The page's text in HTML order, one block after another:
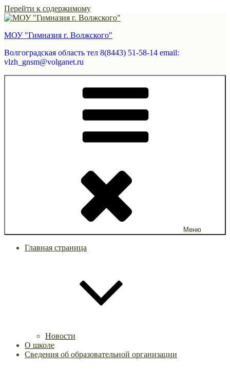
Перейти к содержимому
МОУ "Гимназия г. Волжского"
Волгоградская область тел 8(8443) 51-58-14 email:
vlzh_gnsm@volganet.ru
Меню
Главная страница
Новости
О школе
Сведения об образовательной организации